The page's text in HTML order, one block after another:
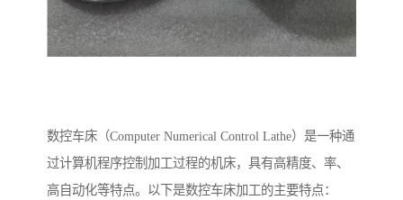
数控车床（Computer Numerical Control Lathe）是一种通
过计算机程序控制加工过程的机床，具有高精度、率、
高自动化等特点。以下是数控车床加工的主要特点：